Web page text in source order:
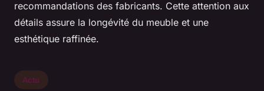
recommandations des fabricants. Cette attention aux
détails assure la longévité du meuble et une
esthétique raffinée.
Actu